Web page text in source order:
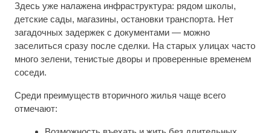
Здесь уже налажена инфраструктура: рядом школы,
детские сады, магазины, остановки транспорта. Нет
загадочных задержек с документами — можно
заселиться сразу после сделки. На старых улицах часто
много зелени, тенистые дворы и проверенные временем
соседи.
Среди преимуществ вторичного жилья чаще всего
отмечают: